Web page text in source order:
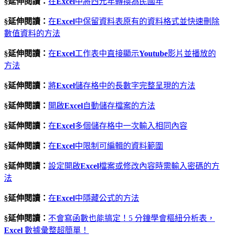
§延伸閱讀： 在Excel中保留資料表原有的資料格式並快速刪除
數值資料的方法
§延伸閱讀： 在Excel工作表中直接顯示Youtube影片並播放的
方法
§延伸閱讀： 將Excel儲存格中的長數字完整呈現的方法
§延伸閱讀： 開啟Excel自動儲存檔案的方法
§延伸閱讀： 在Excel多個儲存格中一次輸入相同內容
§延伸閱讀： 在Excel中限制可編輯的資料範圍
§延伸閱讀： 設定開啟Excel檔案或修改內容時需輸入密碼的方
法
§延伸閱讀： 在Excel中隱藏公式的方法
§延伸閱讀： 不會寫函數也能搞定！5 分鐘學會樞紐分析表，
Excel 數據彙整超簡單！